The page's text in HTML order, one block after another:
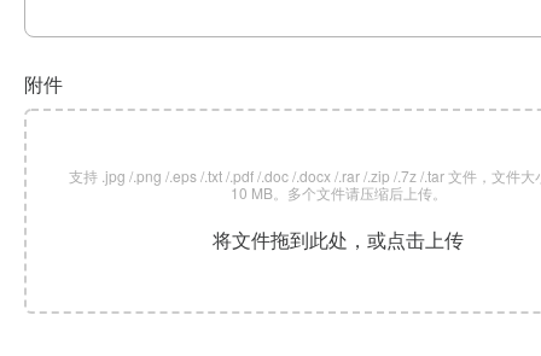
附件
支持 .jpg /.png /.eps /.txt /.pdf /.doc /.docx /.rar /.zip /.7z /.tar 文件，文件大
10 MB。多个文件请压缩后上传。
将文件拖到此处，或点击上传